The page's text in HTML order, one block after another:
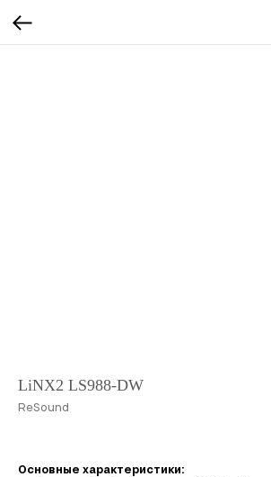
LiNX2 LS988-DW
ReSound
Основные характеристики: